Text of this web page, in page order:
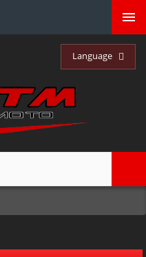
Language